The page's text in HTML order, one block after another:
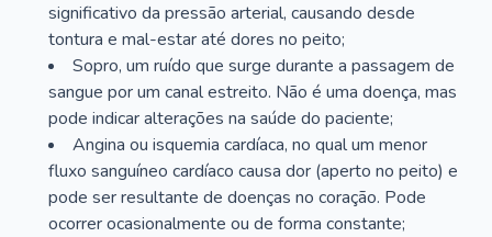
significativo da pressão arterial, causando desde
tontura e mal-estar até dores no peito;
Sopro, um ruído que surge durante a passagem de
sangue por um canal estreito. Não é uma doença, mas
pode indicar alterações na saúde do paciente;
Angina ou isquemia cardíaca, no qual um menor
fluxo sanguíneo cardíaco causa dor (aperto no peito) e
pode ser resultante de doenças no coração. Pode
ocorrer ocasionalmente ou de forma constante;